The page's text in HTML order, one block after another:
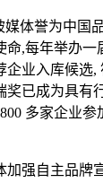
媒体誉为中国
命,每年举办一
企业入库候选,
奖已成为具有
多家企业
加强自主品牌